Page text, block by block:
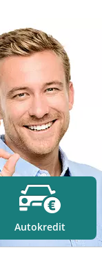
Autokredit